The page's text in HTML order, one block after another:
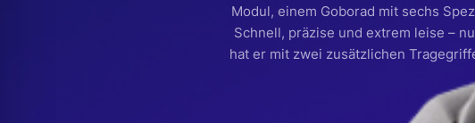
Modul, einem Goborad mit sechs
Schnell, präzise und extrem leise –
hat er mit zwei zusätzlichen